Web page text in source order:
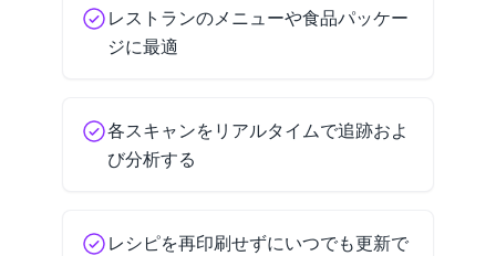
レストランのメニューや食品パッケー
ジに最適
各スキャンをリアルタイムで追跡およ
び分析する
レシピを再印刷せずにいつでも更新で